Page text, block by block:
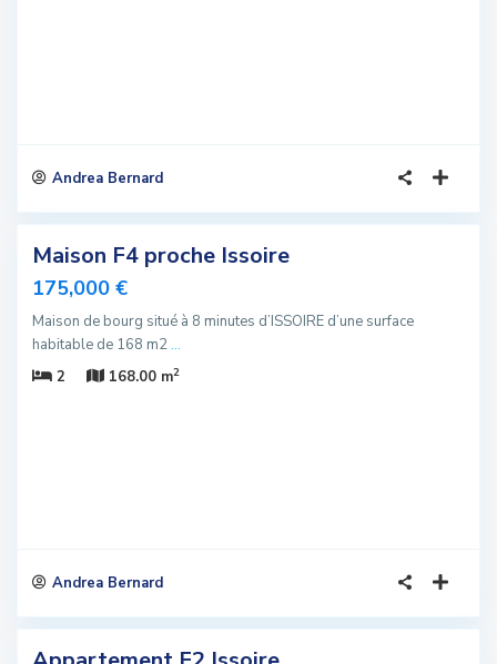
Andrea Bernard
Maison F4 proche Issoire
175,000 €
Maison de bourg situé à 8 minutes d’ISSOIRE d’une surface
habitable de 168 m2...
2
168.00 m2
Andrea Bernard